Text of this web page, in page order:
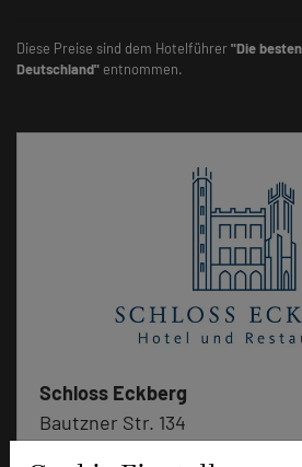
Diese Preise sind dem Hotelführer"Die
Deutschland" entnommen.
Schloss Eckberg
Bautzner Str. 134